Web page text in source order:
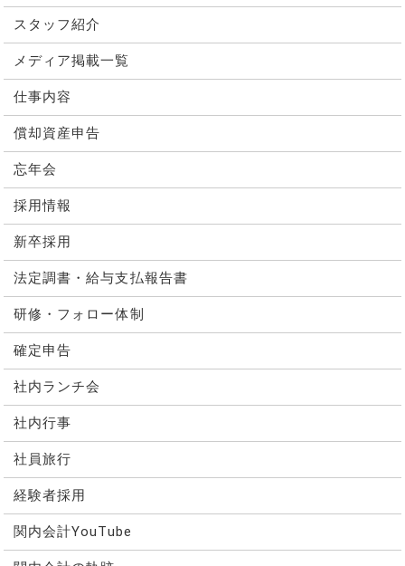
スタッフ紹介
メディア掲載一覧
仕事内容
償却資産申告
忘年会
採用情報
新卒採用
法定調書・給与支払報告書
研修・フォロー体制
確定申告
社内ランチ会
社内行事
社員旅行
経験者採用
関内会計YouTube